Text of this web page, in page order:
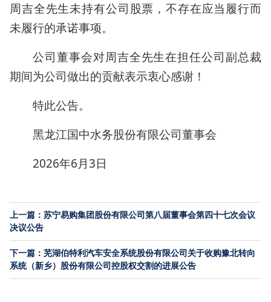
周吉全先生未持有公司股票，不存在应当履行而
未履行的承诺事项。
公司董事会对周吉全先生在担任公司副总裁
期间为公司做出的贡献表示衷心感谢！
特此公告。
黑龙江国中水务股份有限公司董事会
2026年6月3日
上一篇：苏宁易购集团股份有限公司第八届董事会第四十七次会议
决议公告
下一篇：芜湖伯特利汽车安全系统股份有限公司关于收购豫北转向
系统（新乡）股份有限公司控股权交割的进展公告